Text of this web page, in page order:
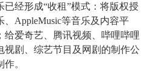
经形成“收租”模式：将版权授
AppleMusic等音乐及内容平
给爱奇艺、腾讯视频、哔哩哔哩
视剧、综艺节目及网剧的制作公
。